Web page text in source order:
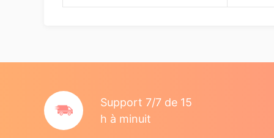
Support 7/7 de 15
h à minuit